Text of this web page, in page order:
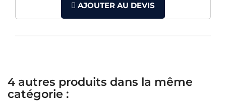
AJOUTER AU DEVIS
4 autres produits dans la même
catégorie :